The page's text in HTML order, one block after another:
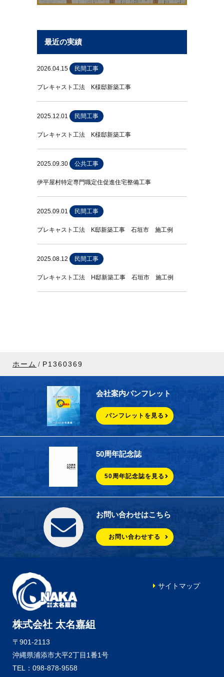
最近の実績
2026.04.15 民間工事
プレキャスト工法 K様邸新築工事
2025.12.01 民間工事
プレキャスト工法 K様邸新築工事
2025.09.30 公共工事
伊平屋村特定専門職定住促進住宅整備工事
2025.09.01 民間工事
プレキャスト工法 K邸新築工事 石垣市 施工例
2025.08.12 民間工事
プレキャスト工法 H邸新築工事 石垣市 施工例
ホーム P1360369
会社案内パンフレット
パンフレットを見る
50周年記念誌
50周年記念誌を見る
お問い合わせはこちら
お問い合わせする
株式会社 太名嘉組
〒901-2113
沖縄県浦添市大平2丁目1番1号
TEL：098-878-9558
サイトマップ